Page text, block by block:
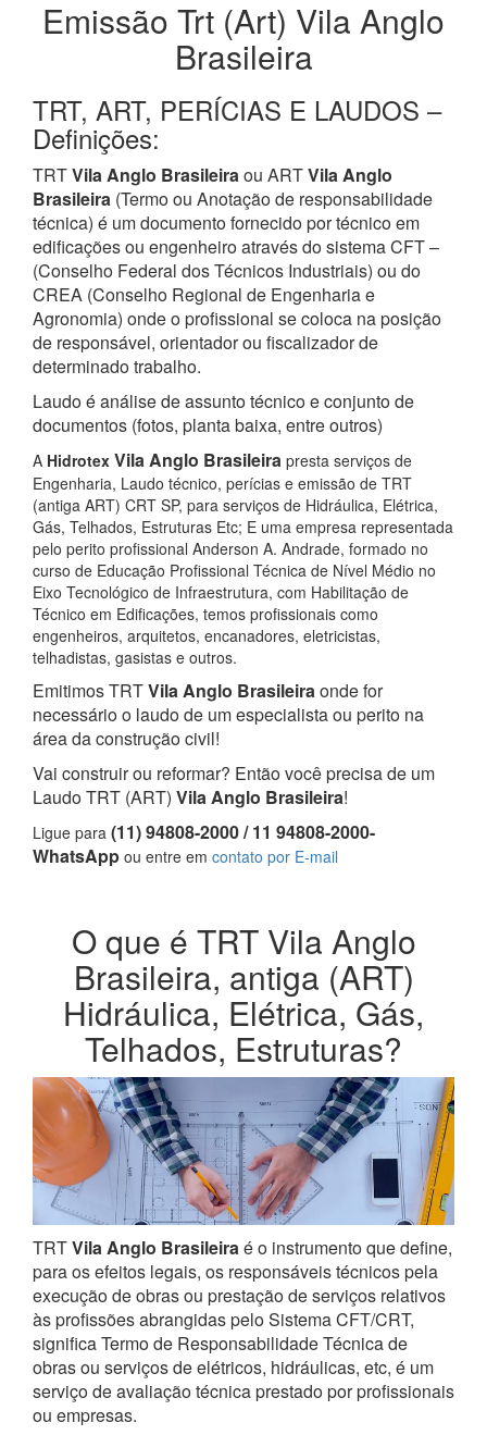
Emissão Trt (Art) Vila Anglo
Brasileira
TRT, ART, PERÍCIAS E LAUDOS –
Definições:
TRTVila Anglo Brasileiraou ARTVila Anglo
Brasileira (Termo ou Anotação de responsabilidade
técnica) é um documento fornecido por técnico em
edificações ou engenheiro através do sistema CFT –
(Conselho Federal dos Técnicos Industriais) ou do
CREA (Conselho Regional de Engenharia e
Agronomia) onde o profissional se coloca na posição
de responsável, orientador ou fiscalizador de
determinado trabalho.
Laudo é análise de assunto técnico e conjunto de
documentos (fotos, planta baixa, entre outros)
A Hidrotex Vila Anglo Brasileira presta serviços de
Engenharia, Laudo técnico, perícias e emissão de TRT
(antiga ART) CRT SP, para serviços de Hidráulica, Elétrica,
Gás, Telhados, Estruturas Etc; E uma empresa representada
pelo perito profissional Anderson A. Andrade, formado no
curso de Educação Profissional Técnica de Nível Médio no
Eixo Tecnológico de Infraestrutura, com Habilitação de
Técnico em Edificações, temos profissionais como
engenheiros, arquitetos, encanadores, eletricistas,
telhadistas, gasistas e outros.
Emitimos TRTVila Anglo Brasileiraonde for
necessário o laudo de um especialista ou perito na
área da construção civil!
Vai construir ou reformar? Então você precisa de um
Laudo TRT (ART) Vila Anglo Brasileira!
Ligue para (11) 94808-2000 / 11 94808-2000-
WhatsApp ou entre em contato por E-mail
O que é TRT Vila Anglo
Brasileira, antiga (ART)
Hidráulica, Elétrica, Gás,
Telhados, Estruturas?
TRTVila Anglo Brasileiraé o instrumento que define,
para os efeitos legais, os responsáveis técnicos pela
execução de obras ou prestação de serviços relativos
às profissões abrangidas pelo Sistema CFT/CRT,
significa Termo de Responsabilidade Técnica de
obras ou serviços de elétricos, hidráulicas, etc, é um
serviço de avaliação técnica prestado por profissionais
ou empresas.